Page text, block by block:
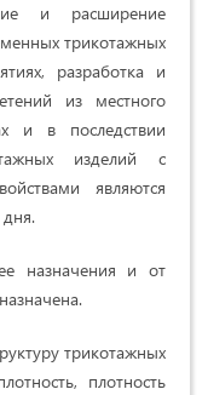
и расширение
трикотажных
разработка и
из местного
и в последствии
изделий с
являются
назначения и от
трикотажных
плотность